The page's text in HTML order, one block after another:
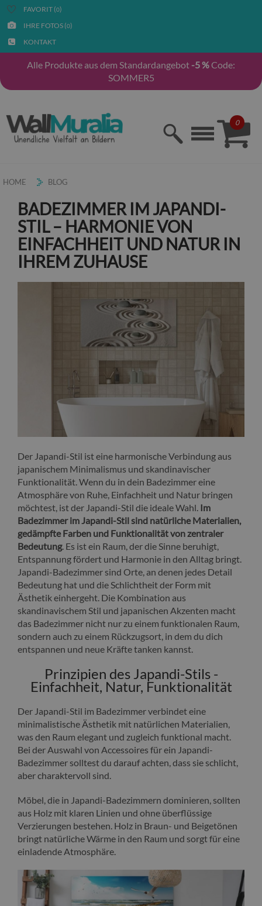
FAVORIT (0)
IHRE FOTOS (0)
KONTAKT
Alle Produkte aus dem Standardangebot -5 %Code:
SOMMER5
0
HOME BLOG
BADEZIMMER IM JAPANDI-
STIL – HARMONIE VON
EINFACHHEIT UND NATUR IN
IHREM ZUHAUSE
Der Japandi-Stil ist eine harmonische Verbindung aus
japanischem Minimalismus und skandinavischer
Funktionalität. Wenn du in dein Badezimmer eine
Atmosphäre von Ruhe, Einfachheit und Natur bringen
möchtest, ist der Japandi-Stil die ideale Wahl. Im
Badezimmer im Japandi-Stil sind natürliche Materialien,
gedämpfte Farben und Funktionalität von zentraler
Bedeutung. Es ist ein Raum, der die Sinne beruhigt,
Entspannung fördert und Harmonie in den Alltag bringt.
Japandi-Badezimmer sind Orte, an denen jedes Detail
Bedeutung hat und die Schlichtheit der Form mit
Ästhetik einhergeht. Die Kombination aus
skandinavischem Stil und japanischen Akzenten macht
das Badezimmer nicht nur zu einem funktionalen Raum,
sondern auch zu einem Rückzugsort, in dem du dich
entspannen und neue Kräfte tanken kannst.
Prinzipien des Japandi-Stils -
Einfachheit, Natur, Funktionalität
Der Japandi-Stil im Badezimmer verbindet eine
minimalistische Ästhetik mit natürlichen Materialien,
was den Raum elegant und zugleich funktional macht.
Bei der Auswahl von Accessoires für ein Japandi-
Badezimmer solltest du darauf achten, dass sie schlicht,
aber charaktervoll sind.
Möbel, die in Japandi-Badezimmern dominieren, sollten
aus Holz mit klaren Linien und ohne überflüssige
Verzierungen bestehen. Holz in Braun- und Beigetönen
bringt natürliche Wärme in den Raum und sorgt für eine
einladende Atmosphäre.